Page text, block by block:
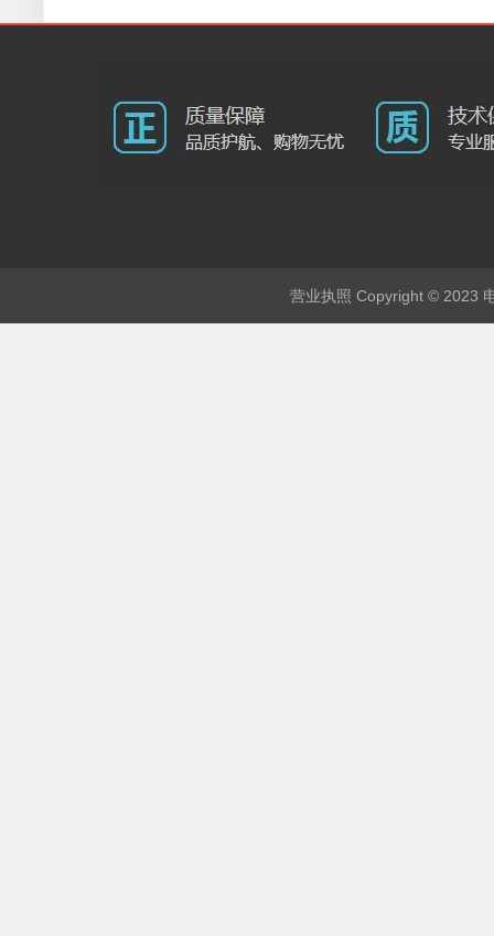
营业执照 Copyright © 2023